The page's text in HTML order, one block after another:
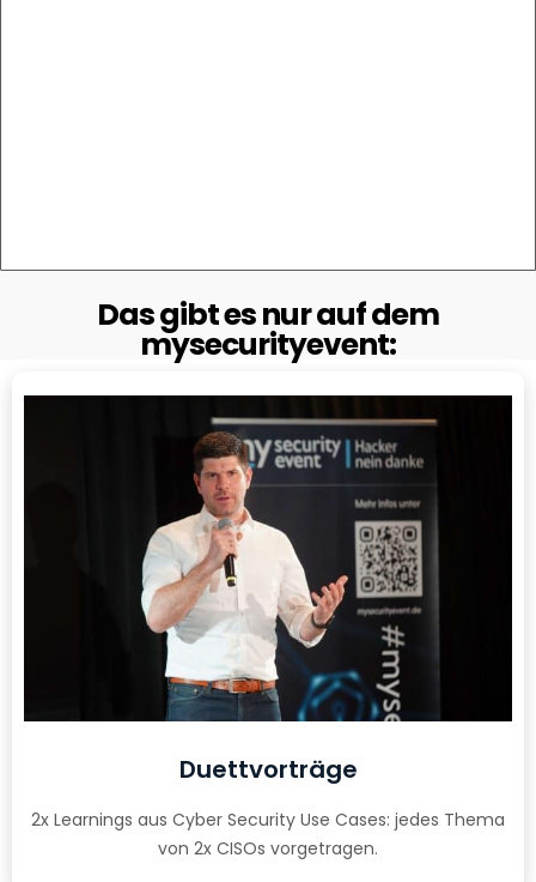
Das gibt es nur auf dem
mysecurityevent:
Duettvorträge
2x Learnings aus Cyber Security Use Cases: jedes Thema
von 2x CISOs vorgetragen.